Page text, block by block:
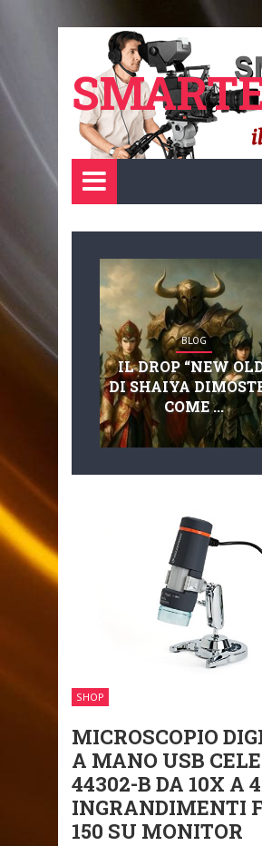
BLOG
IL DROP “NEW
DI SHAIYA
COME ...
SHOP
MICROSCOPIO
A MANO USB
44302-B DA 10X A
INGRANDIMENTI
150 SU MONITOR